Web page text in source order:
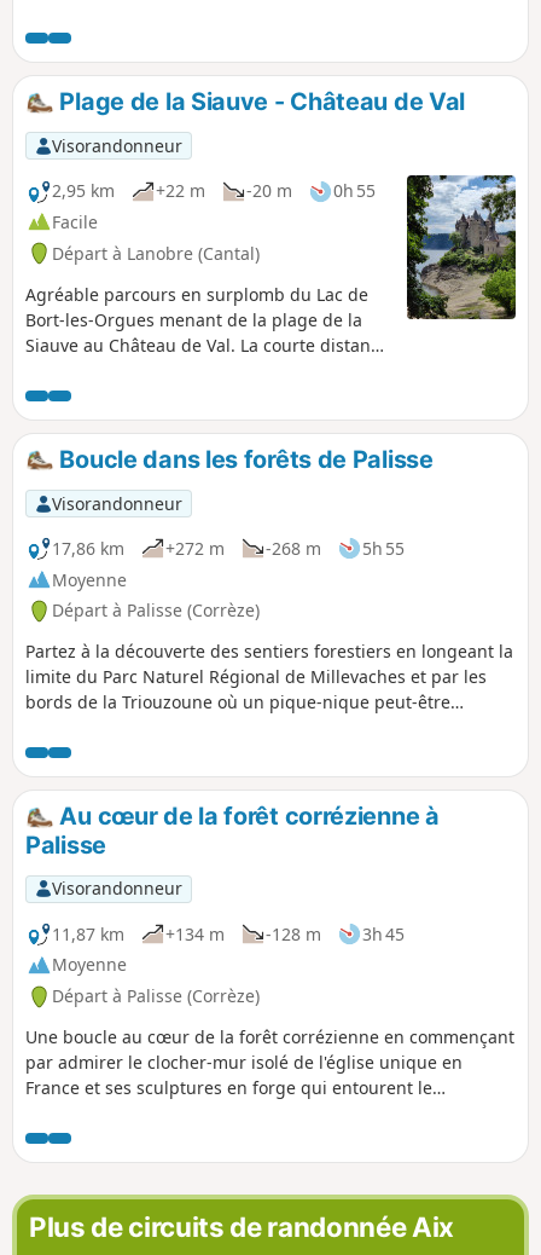
des villageois qui appartenaient à l'époque à une ancienne
abbaye.
Plage de la Siauve - Château de Val
Visorandonneur
2,95 km
+22 m -20 m
0h 55
Facile
Départ à Lanobre (Cantal)
Agréable parcours en surplomb du Lac de
Bort-les-Orgues menant de la plage de la
Siauve au Château de Val. La courte distance
aller-retour.
Boucle dans les forêts de Palisse
Visorandonneur
17,86 km
+272 m -268 m
5h 55
Moyenne
Départ à Palisse (Corrèze)
Partez à la découverte des sentiers forestiers en longeant la
limite du Parc Naturel Régional de Millevaches et par les
bords de la Triouzoune où un pique-nique peut-être
Au cœur de la forêt corrézienne à
Palisse
Visorandonneur
11,87 km
+134 m -128 m
3h 45
Moyenne
Départ à Palisse (Corrèze)
Une boucle au cœur de la forêt corrézienne en commençant
par admirer le clocher-mur isolé de l'église unique en
France et ses sculptures en forge qui entourent le
résineux à travers les sons des arbres, des oiseaux et voire
si vous avez de chance de rencontrer des animaux
sauvages.
Plus de circuits de randonnée Aix